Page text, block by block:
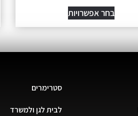
בחר אפשרויות
סטרימרים
לבית לגן ולמשרד